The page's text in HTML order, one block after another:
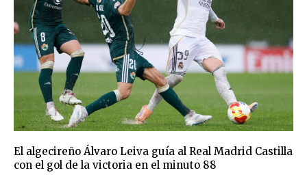
El algecireño Álvaro Leiva guía al Real Madrid Castilla
con el gol de la victoria en el minuto 88